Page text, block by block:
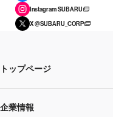
Instagram SUBARU
X @SUBARU_CORP
トップページ
企業情報